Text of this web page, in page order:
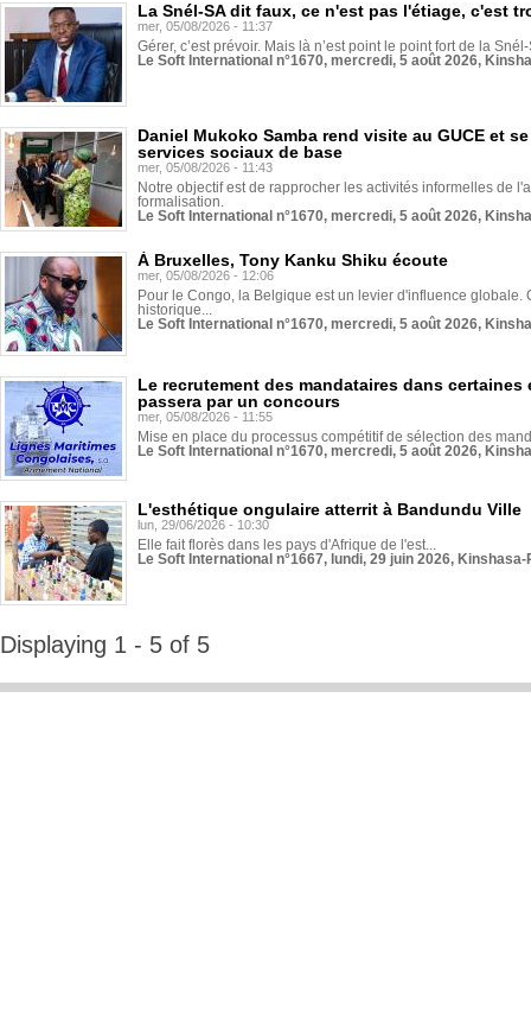
La Snél-SA dit faux, ce n'est pas l'étiage, c'est
mer, 05/08/2026 - 11:37
Gérer, c’est prévoir. Mais là n’est point le point fort de la
Le Soft International n°1670, mercredi, 5 août 2026,
Daniel Mukoko Samba rend visite au GUCE et
services sociaux de base
mer, 05/08/2026 - 11:43
Notre objectif est de rapprocher les activités informelles de
formalisation.
Le Soft International n°1670, mercredi, 5 août 2026,
À Bruxelles, Tony Kanku Shiku écoute
mer, 05/08/2026 - 12:06
Pour le Congo, la Belgique est un levier d'influence globale.
historique...
Le Soft International n°1670, mercredi, 5 août 2026,
Le recrutement des mandataires dans
passera par un concours
mer, 05/08/2026 - 11:55
Mise en place du processus compétitif de sélection des
Le Soft International n°1670, mercredi, 5 août 2026,
L'esthétique ongulaire atterrit à Bandundu Ville
lun, 29/06/2026 - 10:30
Elle fait florès dans les pays d'Afrique de l'est...
Le Soft International n°1667, lundi, 29 juin 2026,
Displaying 1 - 5 of 5